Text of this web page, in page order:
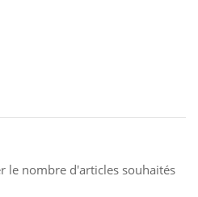
le nombre d'articles souhaités